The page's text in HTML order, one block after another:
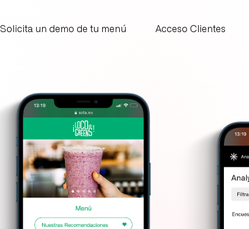
Solicita un demo de tu menú Acceso Clientes